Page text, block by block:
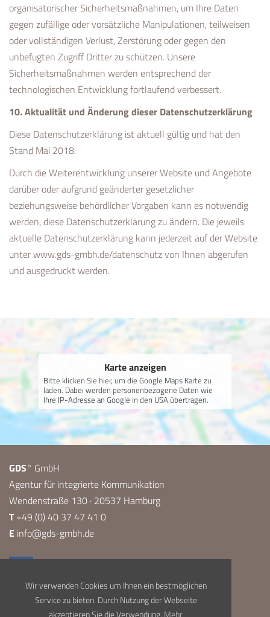
organisatorischer Sicherheitsmaßnahmen, um Ihre Daten
gegen zufällige oder vorsätzliche Manipulationen, teilweisen
oder vollständigen Verlust, Zerstörung oder gegen den
unbefugten Zugriff Dritter zu schützen. Unsere
Sicherheitsmaßnahmen werden entsprechend der
technologischen Entwicklung fortlaufend verbessert.
10. Aktualität und Änderung dieser Datenschutzerklärung
Diese Datenschutzerklärung ist aktuell gültig und hat den
Stand Mai 2018.
Durch die Weiterentwicklung unserer Website und Angebote
darüber oder aufgrund geänderter gesetzlicher
beziehungsweise behördlicher Vorgaben kann es notwendig
werden, diese Datenschutzerklärung zu ändern. Die jeweils
aktuelle Datenschutzerklärung kann jederzeit auf der Website
unterwww.gds-gmbh.de/datenschutzvon Ihnen abgerufen
und ausgedruckt werden.
Karte anzeigen
Bitte klicken Sie hier, um die Google Maps Karte zu
laden. Dabei werden personenbezogene Daten wie
Ihre IP-Adresse an Google in den USA übertragen.
GDS° GmbH
Agentur für integrierte Kommunikation
Wendenstraße 130 · 20537 Hamburg
T+49 (0) 40 37 47 41 0
E info@gds-gmbh.de
Wir verwenden Cookies um Ihnen ein bestmöglichen
Service zu bieten. Durch Nutzung der Webseite
akzeptieren Sie die Verwendung. Mehr